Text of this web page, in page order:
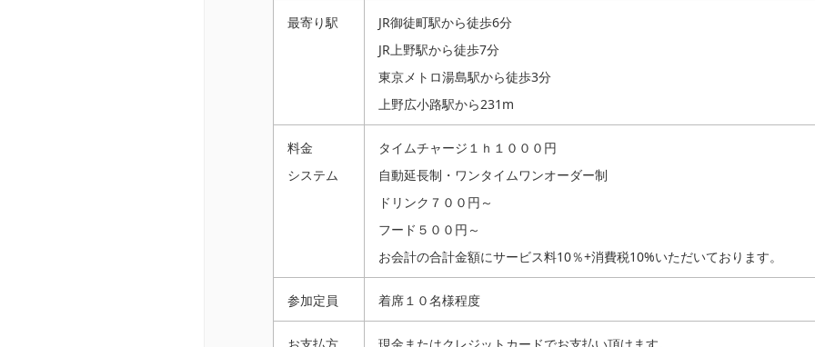
最寄り駅
JR御徒町駅から徒歩6分
JR上野駅から徒歩7分
東京メトロ湯島駅から徒歩3分
上野広小路駅から231m
料金
システム
タイムチャージ１ｈ１０００円
自動延長制・ワンタイムワンオーダー制
ドリンク７００円～
フード５００円～
お会計の合計金額にサービス料10％+消費税10%いただいております。
参加定員 着席１０名様程度